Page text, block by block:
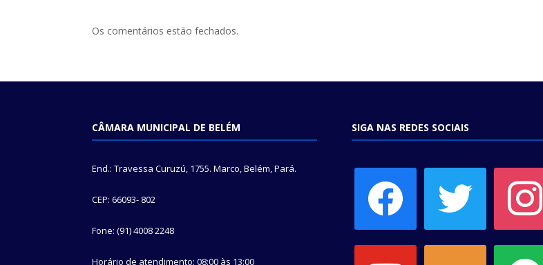
Os comentários estão fechados.
CÂMARA MUNICIPAL DE BELÉM
End.: Travessa Curuzú, 1755. Marco, Belém, Pará.
CEP: 66093- 802
Fone: (91) 4008 2248
Horário de atendimento: 08:00 às 13:00
SIGA NAS REDES SOCIAIS